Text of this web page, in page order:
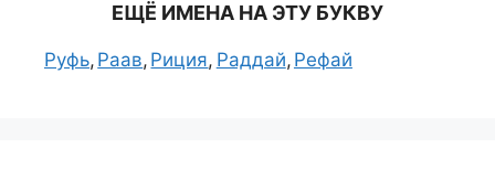
ЕЩЁ ИМЕНА НА ЭТУ БУКВУ
Руфь Раав Риция Раддай Рефай